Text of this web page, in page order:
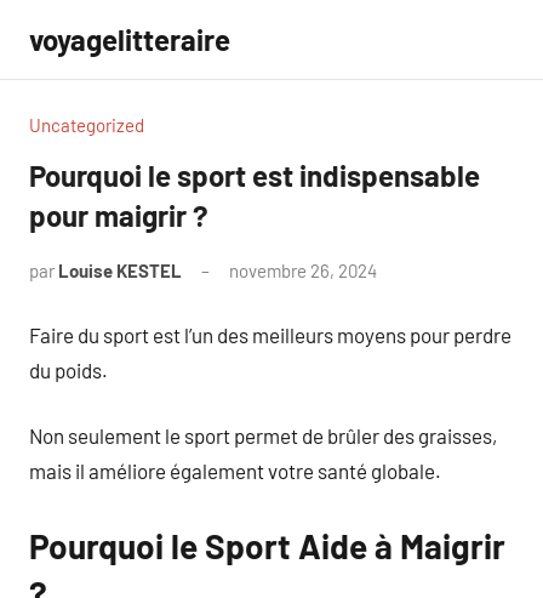
contenu
voyagelitteraire
Uncategorized
Pourquoi le sport est indispensable
pour maigrir ?
par Louise KESTEL novembre 26, 2024
Faire du sport est l’un des meilleurs moyens pour perdre
du poids.
Non seulement le sport permet de brûler des graisses,
mais il améliore également votre santé globale.
Pourquoi le Sport Aide à Maigrir